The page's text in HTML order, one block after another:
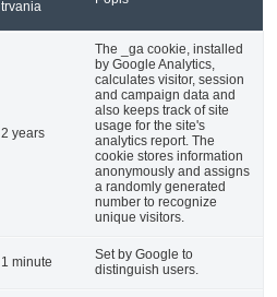
trvania
2 years
The _ga cookie, installed
by Google Analytics,
calculates visitor, session
and campaign data and
also keeps track of site
usage for the site's
analytics report. The
cookie stores information
anonymously and assigns
a randomly generated
number to recognize
unique visitors.
1 minute
Set by Google to
distinguish users.